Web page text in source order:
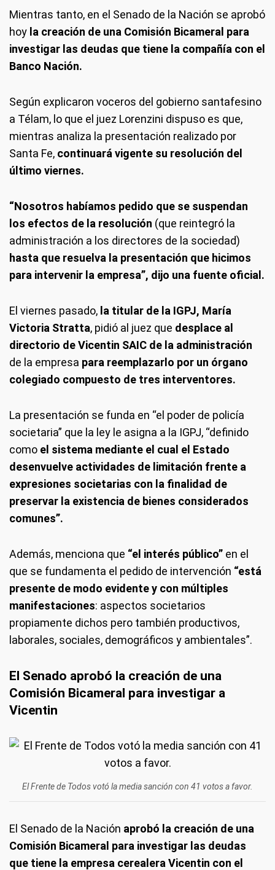
Mientras tanto, en el Senado de la Nación se aprobó
hoy la creación de una Comisión Bicameral para
investigar las deudas que tiene la compañía con el
Banco Nación.
Según explicaron voceros del gobierno santafesino
a Télam, lo que el juez Lorenzini dispuso es que,
mientras analiza la presentación realizado por
Santa Fe, continuará vigente su resolución del
último viernes.
“Nosotros habíamos pedido que se suspendan
los efectos de la resolución (que reintegró la
administración a los directores de la sociedad)
hasta que resuelva la presentación que hicimos
para intervenir la empresa”, dijo una fuente oficial.
El viernes pasado, la titular de la IGPJ, María
Victoria Stratta, pidió al juez que desplace al
directorio de Vicentin SAIC de la administración
de la empresa para reemplazarlo por un órgano
colegiado compuesto de tres interventores.
La presentación se funda en “el poder de policía
societaria” que la ley le asigna a la IGPJ, “definido
como el sistema mediante el cual el Estado
desenvuelve actividades de limitación frente a
expresiones societarias con la finalidad de
preservar la existencia de bienes considerados
comunes”.
Además, menciona que “el interés público” en el
que se fundamenta el pedido de intervención “está
presente de modo evidente y con múltiples
manifestaciones: aspectos societarios
propiamente dichos pero también productivos,
laborales, sociales, demográficos y ambientales”.
El Senado aprobó la creación de una
Comisión Bicameral para investigar a
Vicentin
El Frente de Todos votó la media sanción con 41 votos a favor.
El Senado de la Nación aprobó la creación de una
Comisión Bicameral para investigar las deudas
que tiene la empresa cerealera Vicentin con el